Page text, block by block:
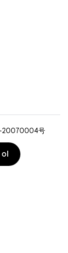
20070004号